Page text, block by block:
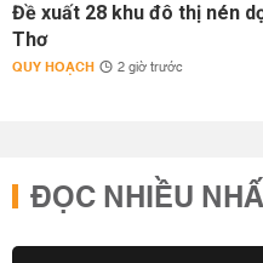
Đề xuất 28 khu đô thị nén
Thơ
QUY HOẠCH 2 giờ trước
ĐỌC NHIỀU